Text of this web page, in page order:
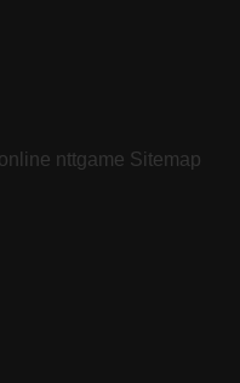
nttgame Sitemap